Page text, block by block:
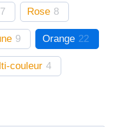
Rose 8
9 Orange 22
couleur 4